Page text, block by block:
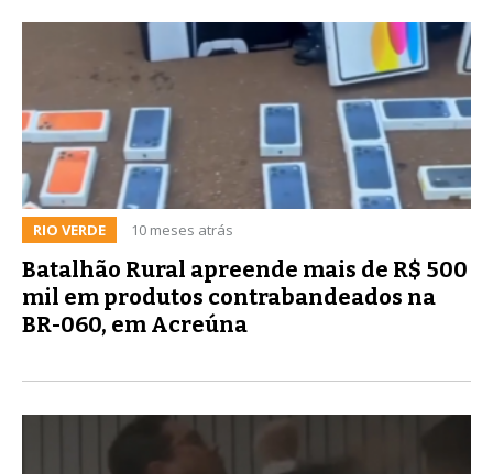
RIO VERDE 10 meses atrás
Batalhão Rural apreende mais de R$ 500
mil em produtos contrabandeados na
BR-060, em Acreúna